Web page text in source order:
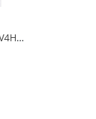
Посудомийна машина BOSCH SMV4HVX00K